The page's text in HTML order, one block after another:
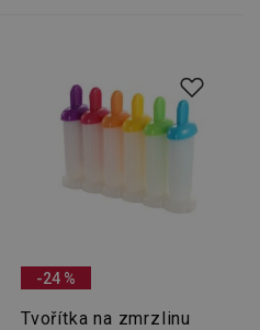
-24 %
Tvořítka na zmrzlinu